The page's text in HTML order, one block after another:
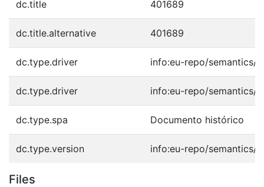
dc.title 401689
dc.title.alternative 401689
dc.type.driver info:eu-repo/semantics/
dc.type.driver info:eu-repo/semantics/
dc.type.spa Documento histórico
dc.type.version info:eu-repo/semantics/
Files